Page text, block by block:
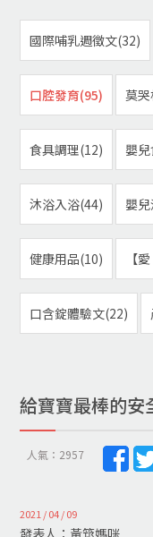
國際哺乳週徵文(32)
口腔發育(95) 莫
食具調理(12) 嬰
沐浴入浴(44) 嬰
健康用品(10) 【
口含錠體驗文(22)
給寶寶最棒的安
人氣：2957
2021 / 04 / 09
發表人：黃筇媽咪